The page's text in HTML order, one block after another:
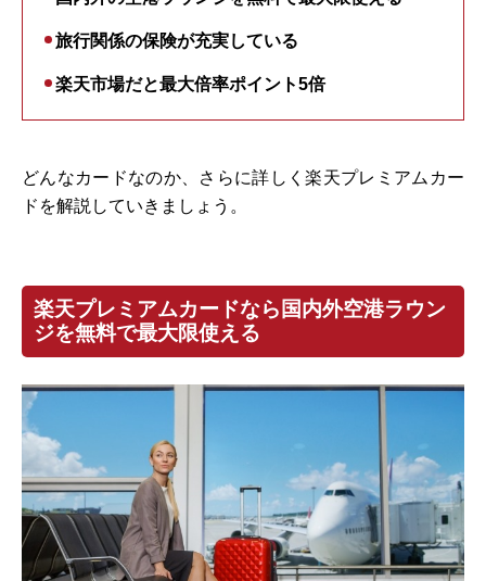
旅行関係の保険が充実している
楽天市場だと最大倍率ポイント5倍
どんなカードなのか、さらに詳しく楽天プレミアムカー
ドを解説していきましょう。
楽天プレミアムカードなら国内外空港ラウン
ジを無料で最大限使える